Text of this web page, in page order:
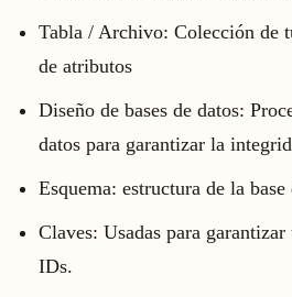
Tabla / Archivo: Colección de
de atributos
Diseño de bases de datos:
datos para garantizar la
Esquema: estructura de la base
Claves: Usadas para
IDs.